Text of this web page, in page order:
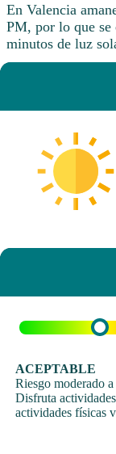
En Valencia
PM, por lo que se
minutos de luz
ACEPTABLE
Riesgo moderado
Disfruta
actividades físicas